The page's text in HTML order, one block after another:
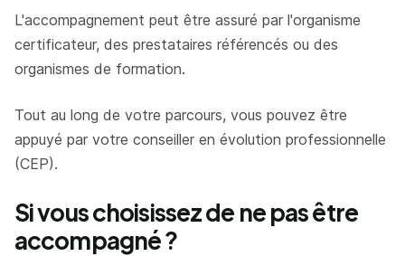
L'accompagnement peut être assuré par l'organisme
certificateur, des prestataires référencés ou des
organismes de formation.
Tout au long de votre parcours, vous pouvez être
appuyé par votre conseiller en évolution professionnelle
(CEP).
Si vous choisissez de ne pas être
accompagné ?